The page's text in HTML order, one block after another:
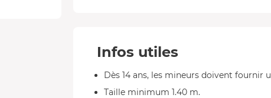
Infos utiles
Dès 14 ans, les mineurs doivent fournir
Taille minimum 1.40 m.